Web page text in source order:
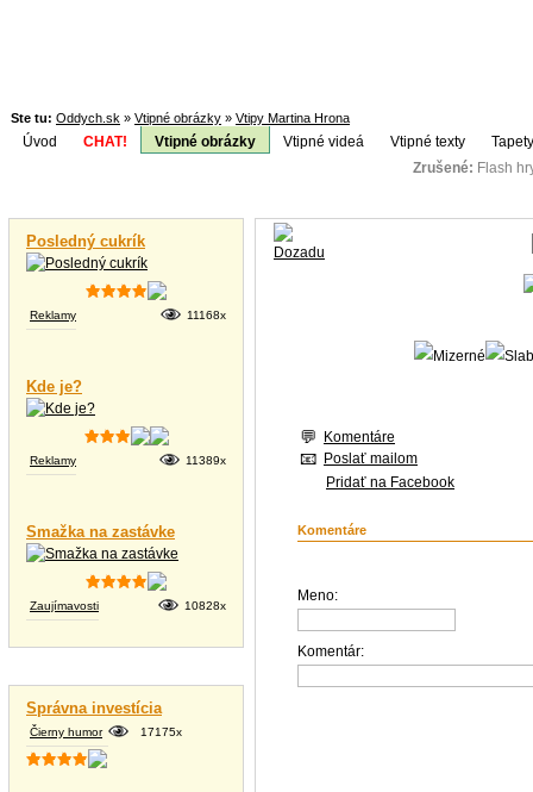
Ste tu: Oddych.sk » Vtipné obrázky » Vtipy Martina Hrona
Úvod CHAT! Vtipné obrázky Vtipné videá Vtipné texty
Zrušené: Flash
Posledný cukrík
Reklamy 11168x
Kde je?
Reklamy 11389x
Smažka na zastávke
Zaujímavosti 10828x
Správna investícia
Čierny humor 17175x
Komentáre
Poslať mailom
Pridať na Facebook
Komentáre
Meno:
Komentár: